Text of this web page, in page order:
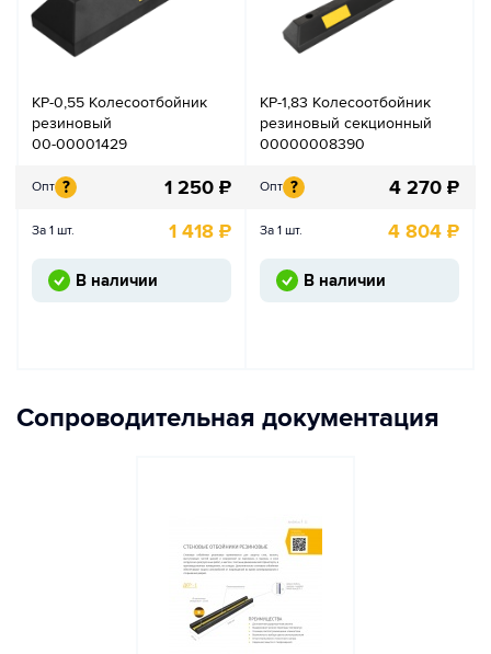
КР-0,55 Колесоотбойник
резиновый
00-00001429
Опт ? 1 250 ₽
За 1 шт. 1 418 ₽
В наличии
КР-1,83 Колесоотбойник
резиновый секционный
00000008390
Опт ? 4 270 ₽
За 1 шт. 4 804 ₽
В наличии
Сопроводительная документация